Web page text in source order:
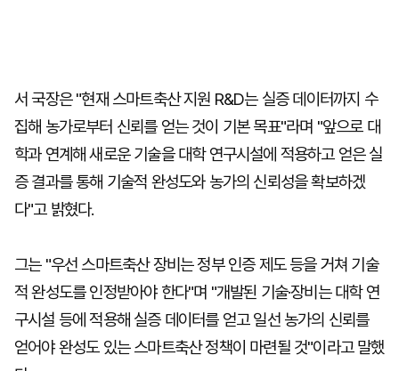
서 국장은 "현재 스마트축산 지원 R&D는 실증 데이터까지 수
집해 농가로부터 신뢰를 얻는 것이 기본 목표"라며 "앞으로 대
학과 연계해 새로운 기술을 대학 연구시설에 적용하고 얻은 실
증 결과를 통해 기술적 완성도와 농가의 신뢰성을 확보하겠
다"고 밝혔다.
그는 "우선 스마트축산 장비는 정부 인증 제도 등을 거쳐 기술
적 완성도를 인정받아야 한다"며 "개발된 기술·장비는 대학 연
구시설 등에 적용해 실증 데이터를 얻고 일선 농가의 신뢰를
얻어야 완성도 있는 스마트축산 정책이 마련될 것"이라고 말했